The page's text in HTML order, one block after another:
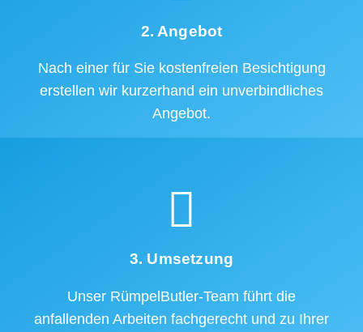
2. Angebot
Nach einer für Sie kostenfreien Besichtigung
erstellen wir kurzerhand ein unverbindliches
Angebot.
3. Umsetzung
Unser RümpelButler-Team führt die
anfallenden Arbeiten fachgerecht und zu Ihrer